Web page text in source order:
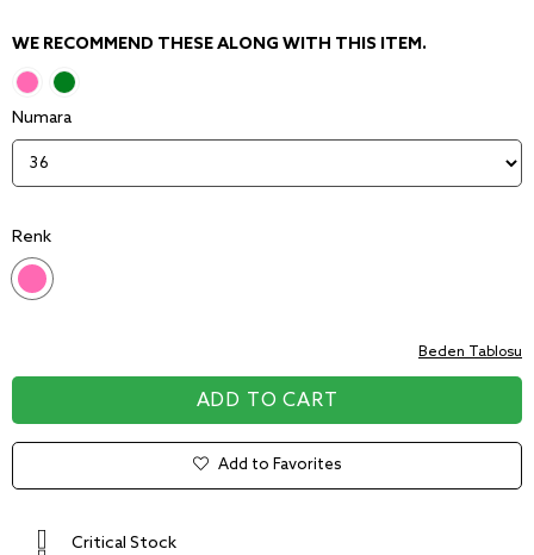
WE RECOMMEND THESE ALONG WITH THIS ITEM.
Numara
Renk
Beden Tablosu
Add to Favorites
Critical Stock